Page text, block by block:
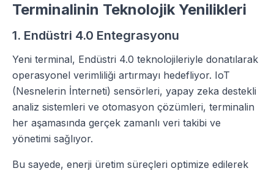
Terminalinin Teknolojik Yenilikleri
1. Endüstri 4.0 Entegrasyonu
Yeni terminal, Endüstri 4.0 teknolojileriyle donatılarak
operasyonel verimliliği artırmayı hedefliyor. IoT
(Nesnelerin İnterneti) sensörleri, yapay zeka destekli
analiz sistemleri ve otomasyon çözümleri, terminalin
her aşamasında gerçek zamanlı veri takibi ve
yönetimi sağlıyor.
Bu sayede, enerji üretim süreçleri optimize edilerek